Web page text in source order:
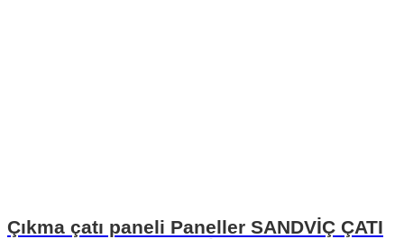
Çıkma çatı paneli Paneller SANDVİÇ ÇATI